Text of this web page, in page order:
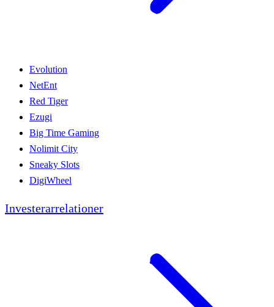
Evolution
NetEnt
Red Tiger
Ezugi
Big Time Gaming
Nolimit City
Sneaky Slots
DigiWheel
Investerarrelationer